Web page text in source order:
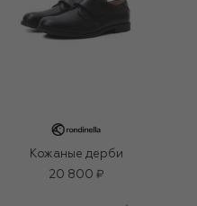
Кожаные дерби
20 800 ₽